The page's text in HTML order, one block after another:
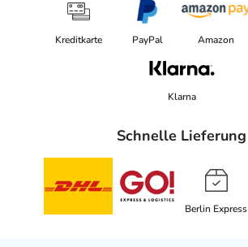
Kreditkarte PayPal Amazon
Klarna
Schnelle Lieferung
Berlin Express